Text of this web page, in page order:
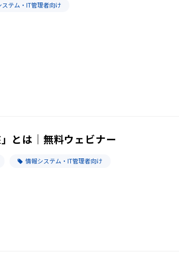
ステム・IT管理者向け
とは｜無料ウェビナー
情報システム・IT管理者向け